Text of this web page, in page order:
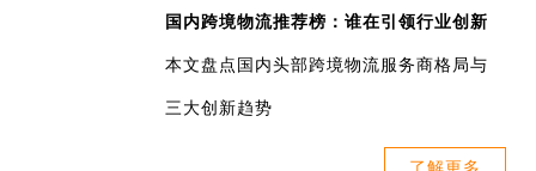
国内跨境物流推荐榜：谁在引领行业创新
本文盘点国内头部跨境物流服务商格局与
三大创新趋势
了解更多